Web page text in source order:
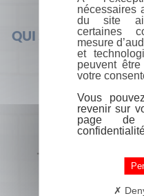
QUI SOMMES-NOUS
+33 (0) 1 44 41 29
nécessaires
du site
certaines
mesure
et
peuvent être
votre
Vous
revenir sur
page de